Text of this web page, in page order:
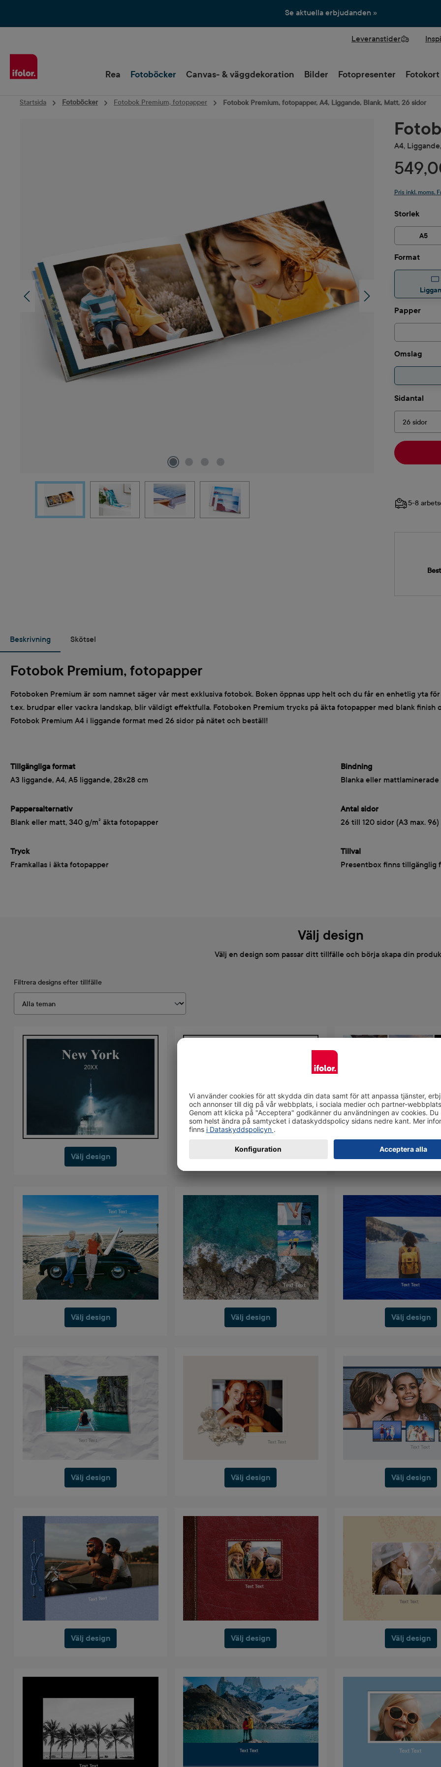
Se aktuella erbjudanden »
Leveranstider
Rea Fotoböcker Canvas- & väggdekoration Bilder Fotopresenter Fotokort
Startsida Fotoböcker Fotobok Premium, fotopapper Fotobok Premium, fotopapper, A4, Liggande, Blank, Matt, 26 sidor
A4,
Pris inkl. moms.
Välj
Storlek
A5
Välj
Format
Välj
Papper
Välj
Omslag
Välj
Sidantal
5-8
Beskrivning Skötsel
Fotobok Premium, fotopapper
Fotoboken Premium är som namnet säger vår mest exklusiva fotobok. Boken öppnas upp helt och du får en enhetlig yta
t.ex. brudpar eller vackra landskap, blir väldigt effektfulla. Fotoboken Premium trycks på äkta fotopapper med blank finish
Fotobok Premium A4 i liggande format med 26 sidor på nätet och beställ!
Tillgängliga format
A3 liggande, A4, A5 liggande, 28x28 cm
Pappersalternativ
Blank eller matt, 340 g/m² äkta fotopapper
Tryck
Framkallas i äkta fotopapper
Bindning
Blanka eller
Antal sidor
26 till 120 sidor (A3 max. 96)
Tillval
Presentbox finns tillgänglig
Välj design
Välj en design som passar ditt tillfälle och börja skapa din
Filtrera designs efter tillfälle
Välj design
Välj design Välj design Välj design
Välj design Välj design Välj design
Välj design Välj design Välj design